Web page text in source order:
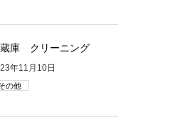
庫 クリーニング
年11月10日
の他